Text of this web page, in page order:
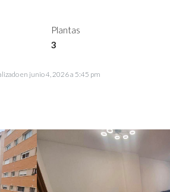
Plantas
3
en junio 4, 2026 a 5:45 pm